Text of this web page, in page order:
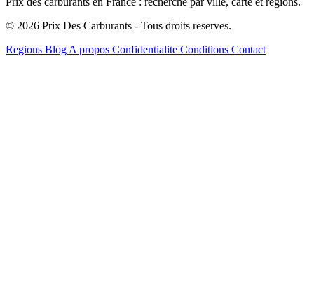
© 2026 Prix Des Carburants - Tous droits reserves.
Regions Blog A propos Confidentialite Conditions Contact